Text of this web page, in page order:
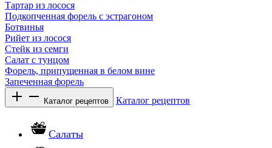
Тартар из лосося
Подкопченная форель с эстрагоном
Ботвинья
Рийет из лосося
Стейк из семги
Салат с тунцом
Форель, припущенная в белом вине
Запеченная форель
Каталог рецептов Каталог рецептов
Салаты